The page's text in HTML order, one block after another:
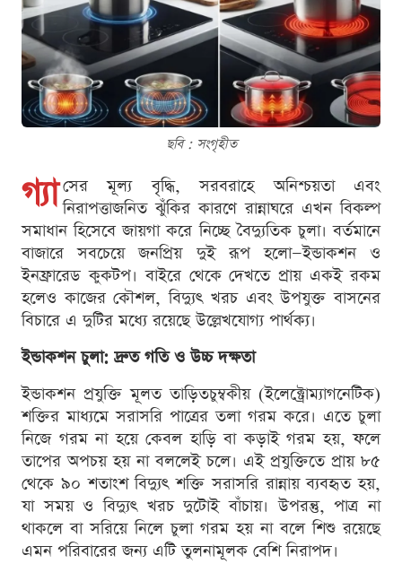
ছবি : সংগৃহীত
গ্যা সের মূল্য বৃদ্ধি, সরবরাহে অনিশ্চয়তা এবং
নিরাপত্তাজনিত ঝুঁকির কারণে রান্নাঘরে এখন বিকল্প
সমাধান হিসেবে জায়গা করে নিচ্ছে বৈদ্যুতিক চুলা। বর্তমানে
বাজারে সবচেয়ে জনপ্রিয় দুই রূপ হলো—ইন্ডাকশন ও
ইনফ্রারেড কুকটপ। বাইরে থেকে দেখতে প্রায় একই রকম
হলেও কাজের কৌশল, বিদ্যুৎ খরচ এবং উপযুক্ত বাসনের
বিচারে এ দুটির মধ্যে রয়েছে উল্লেখযোগ্য পার্থক্য।
ইন্ডাকশন চুলা: দ্রুত গতি ও উচ্চ দক্ষতা
ইন্ডাকশন প্রযুক্তি মূলত তাড়িতচুম্বকীয় (ইলেক্ট্রোম্যাগনেটিক)
শক্তির মাধ্যমে সরাসরি পাত্রের তলা গরম করে। এতে চুলা
নিজে গরম না হয়ে কেবল হাড়ি বা কড়াই গরম হয়, ফলে
তাপের অপচয় হয় না বললেই চলে। এই প্রযুক্তিতে প্রায় ৮৫
থেকে ৯০ শতাংশ বিদ্যুৎ শক্তি সরাসরি রান্নায় ব্যবহৃত হয়,
যা সময় ও বিদ্যুৎ খরচ দুটোই বাঁচায়। উপরন্তু, পাত্র না
থাকলে বা সরিয়ে নিলে চুলা গরম হয় না বলে শিশু রয়েছে
এমন পরিবারের জন্য এটি তুলনামূলক বেশি নিরাপদ।